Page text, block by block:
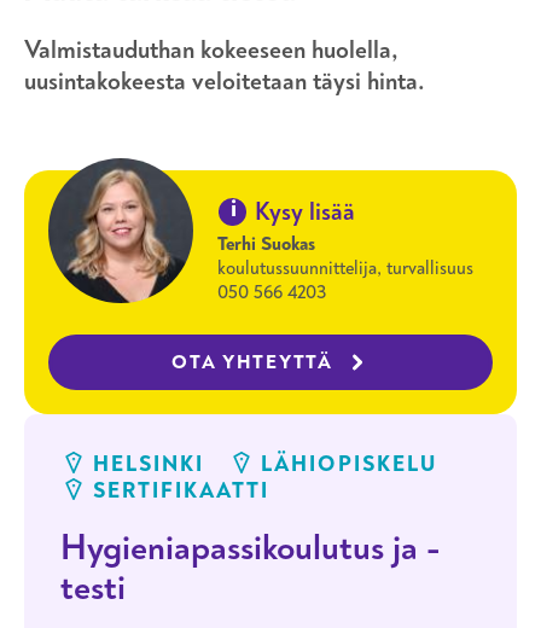
Valmistauduthan kokeeseen huolella,
uusintakokeesta veloitetaan täysi hinta.
i Kysy lisää
Terhi Suokas
koulutussuunnittelija, turvallisuus
050 566 4203
OTA YHTEYTTÄ
HELSINKI
LÄHIOPISKELU
SERTIFIKAATTI
Hygieniapassikoulutus ja -
testi